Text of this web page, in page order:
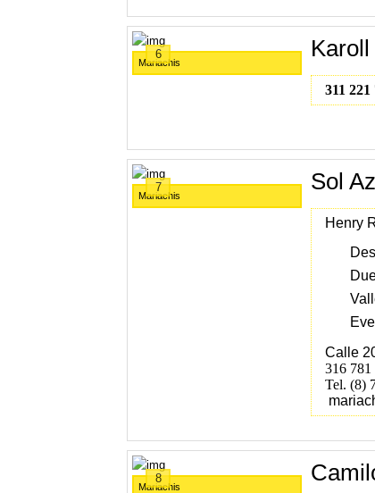
6
Mariachis
311 221
7
Mariachis
Sol
Henry
Calle
316 781
Tel. (8)
8
Mariachis